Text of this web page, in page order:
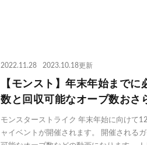
2022.11.28 2023.10.18更新
【モンスト】年末年始までに
数と回収可能なオーブ数おさ
モンスターストライク 年末年始に向けて
ャイベントが開催されます。 開催される